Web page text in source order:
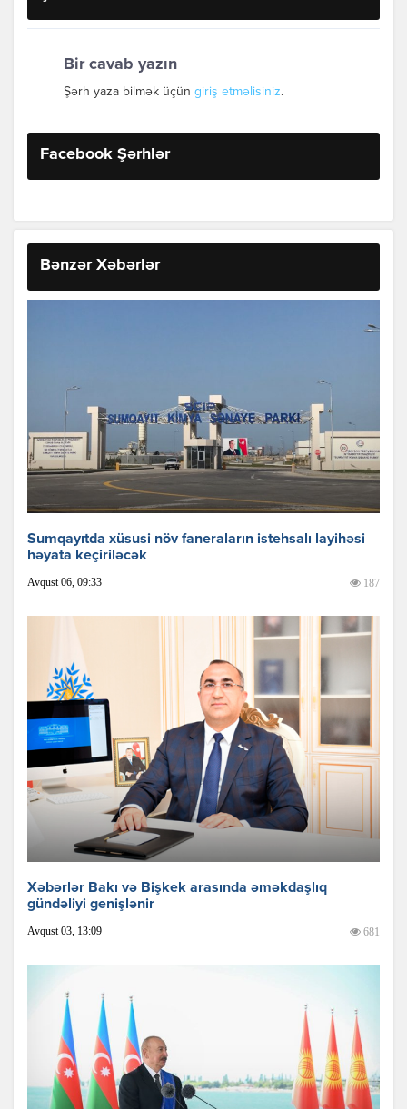
Bir cavab yazın
Şərh yaza bilmək üçün giriş etməlisiniz.
Facebook Şərhlər
Bənzər Xəbərlər
Sumqayıtda xüsusi növ faneraların istehsalı layihəsi
həyata keçiriləcək
Avqust 06, 09:33 187
Xəbərlər Bakı və Bişkek arasında əməkdaşlıq
gündəliyi genişlənir
Avqust 03, 13:09 681